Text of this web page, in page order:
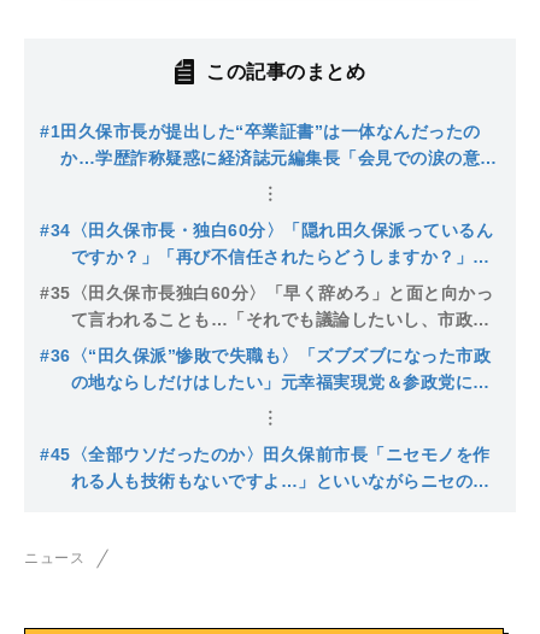
この記事のまとめ
#1田久保市長が提出した“卒業証書”は一体なんだったの
か…学歴詐称疑惑に経済誌元編集長「会見での涙の意味
が私には全くわからなかった」
#34 〈田久保市長・独白60分〉「隠れ田久保派っているん
ですか？」「再び不信任されたらどうしますか？」大
混乱の市議選の中、市長が感じる“エンタメ化”するオ
ールドメディアへの違和感
#35 〈田久保市長独白60分〉「早く辞めろ」と面と向かっ
て言われることも…「それでも議論したいし、市政に
ついて考える良い機会」鋼のメンタルは「営業職をし
ていたので、クレームの中にヒントがある」
#36 〈“田久保派”惨敗で失職も〉「ズブズブになった市政
の地ならしだけはしたい」元幸福実現党＆参政党に所
属していた新人は当選も“ステルス”候補は全滅…出直
#45 〈全部ウソだったのか〉田久保前市長「ニセモノを作
れる人も技術もないですよ…」といいながらニセの卒
ニュース